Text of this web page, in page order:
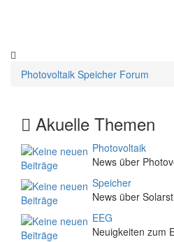
Photovoltaik Speicher Forum
Akuelle Themen
Photovoltaik
News über
Speicher
News über
EEG
Neuigkeiten zum